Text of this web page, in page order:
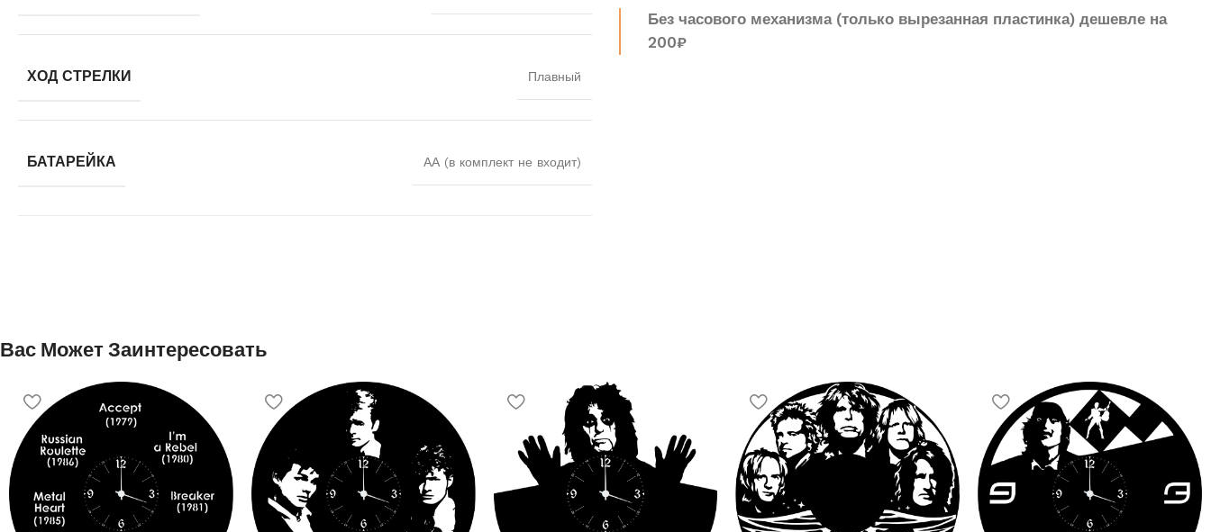
ХОД СТРЕЛКИ Плавный
БАТАРЕЙКА АА (в комплект не входит)
Без часового механизма (только вырезанная пластинка) дешевле на
200₽
Вас Может Заинтересовать